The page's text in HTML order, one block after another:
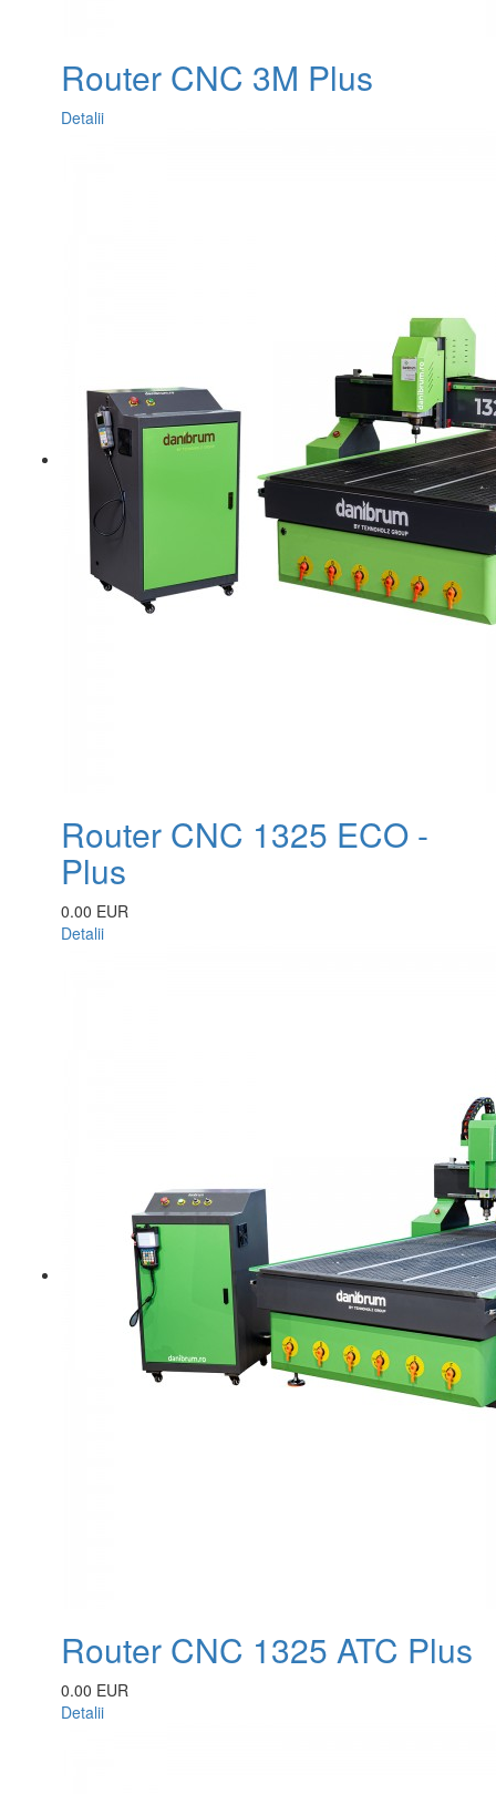
Router CNC 3M Plus
Detalii
Router CNC 1325 ECO -
Plus
0.00 EUR
Detalii
Router CNC 1325 ATC Plus
0.00 EUR
Detalii